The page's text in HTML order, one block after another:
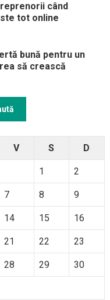
când
tot online
bună pentru un
să crească
V S D
1 2
7 8 9
14 15 16
21 22 23
28 29 30